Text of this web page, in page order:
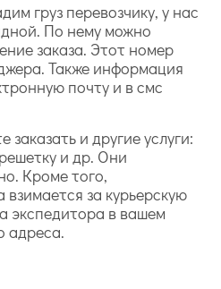
груз перевозчику, у нас
По нему можно
заказа. Этот номер
Также информация
почту и в смс
и другие услуги:
и др. Они
Кроме того,
за курьерскую
экспедитора в вашем
адреса.